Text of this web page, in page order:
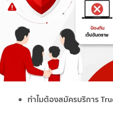
ทำไมต้องสมัครบริการ